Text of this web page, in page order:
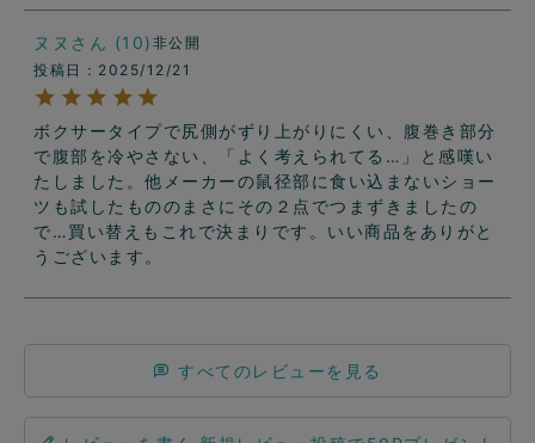
ヌヌ 10 非公開
投稿日
2025/12/21
ボクサータイプで尻側がずり上がりにくい、腹巻き部分
で腹部を冷やさない、「よく考えられてる…」と感嘆い
たしました。他メーカーの鼠径部に食い込まないショー
ツも試したもののまさにその２点でつまずきましたの
で…買い替えもこれで決まりです。いい商品をありがと
うございます。
すべてのレビューを見る